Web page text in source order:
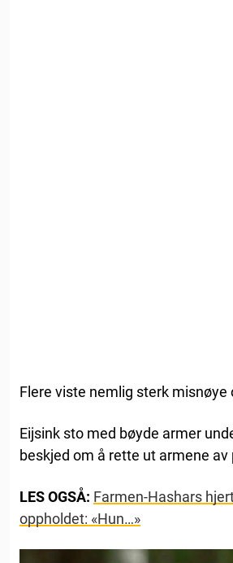
Flere viste nemlig sterk
Eijsink sto med bøyde armer
beskjed om å rette ut armene
LES OGSÅ: Farmen-Hashars
oppholdet: «Hun…»